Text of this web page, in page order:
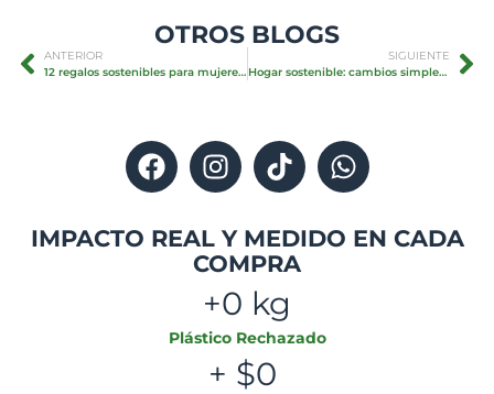
OTROS BLOGS
ANTERIOR
12 regalos sostenibles para mujeres que sí usan
SIGUIENTE
Hogar sostenible: cambios simples que sí suman
IMPACTO REAL Y MEDIDO EN CADA
COMPRA
Plástico Rechazado
+0 kg
+ $0